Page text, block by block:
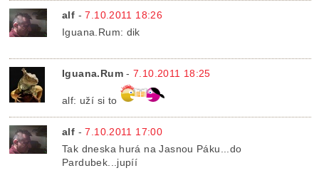
alf -7.10.2011 18:26
Iguana.Rum: dik
Iguana.Rum-7.10.2011 18:25
alf: uží si to
alf -7.10.2011 17:00
Tak dneska hurá na Jasnou Páku...do
Pardubek...jupíí